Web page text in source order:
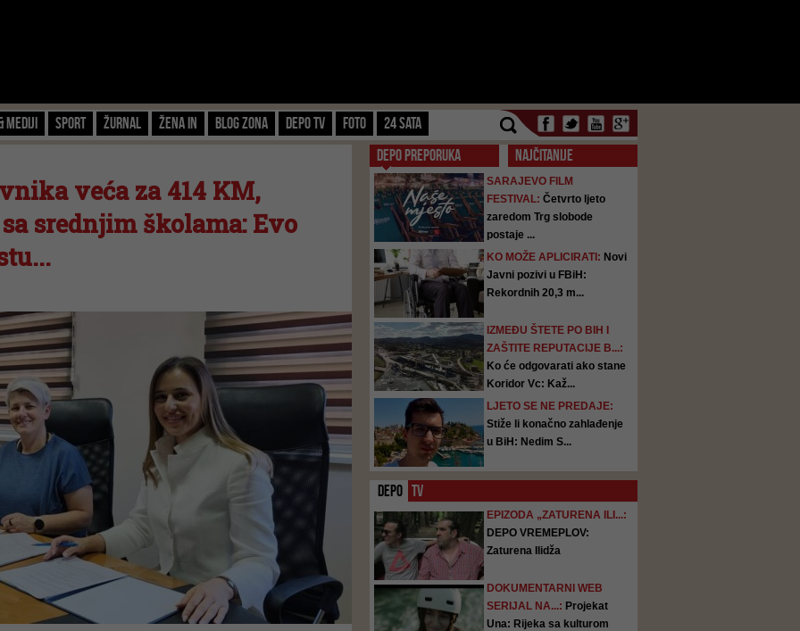
Mediji Sport Žurnal Žena IN Blog zona Depo TV FOTO 24 SATA
veća za 414 KM,
srednjim školama: Evo
DEPO PREPORUKA NAJČITANIJE
SARAJEVO FILM
FESTIVAL: Četvrto ljeto
zaredom Trg slobode
postaje ...
KO MOŽE APLICIRATI: Novi
Javni pozivi u FBiH:
Rekordnih 20,3 m...
IZMEĐU ŠTETE PO BIH I
ZAŠTITE REPUTACIJE B...:
Ko će odgovarati ako stane
Koridor Vc: Kaž...
LJETO SE NE PREDAJE:
Stiže li konačno zahlađenje
u BiH: Nedim S...
DEPO TV
EPIZODA „ZATURENA ILI...:
DEPO VREMEPLOV:
Zaturena Ilidža
DOKUMENTARNI WEB
SERIJAL NA...: Projekat
Una: Rijeka sa kulturom